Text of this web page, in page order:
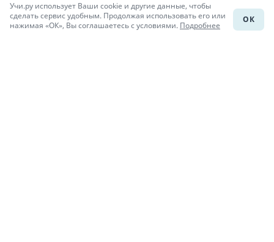
Каталог школ
Подготовка к уроку
Учи.ру использует Ваши cookie и другие данные, чтобы
сделать сервис удобным. Продолжая использовать его или
нажимая «ОК», Вы соглашаетесь с условиями. Подробнее
ОК